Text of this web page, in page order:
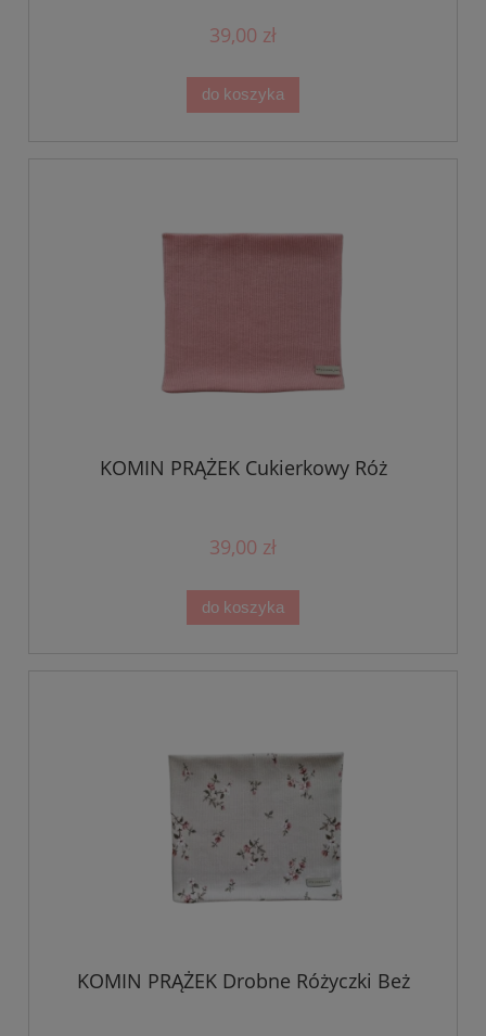
39,00 zł
do koszyka
KOMIN PRĄŻEK Cukierkowy Róż
39,00 zł
do koszyka
KOMIN PRĄŻEK Drobne Różyczki Beż